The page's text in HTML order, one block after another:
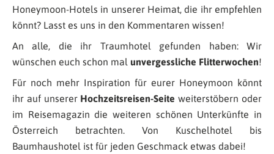
Honeymoon-Hotels in unserer Heimat, die ihr empfehlen
könnt? Lasst es uns in den Kommentaren wissen!
An alle, die ihr Traumhotel gefunden haben: Wir
wünschen euch schon mal unvergessliche Flitterwochen!
Für noch mehr Inspiration für eurer Honeymoon könnt
ihr auf unserer Hochzeitsreisen-Seite weiterstöbern oder
im Reisemagazin die weiteren schönen Unterkünfte in
Österreich betrachten. Von Kuschelhotel bis
Baumhaushotel ist für jeden Geschmack etwas dabei!